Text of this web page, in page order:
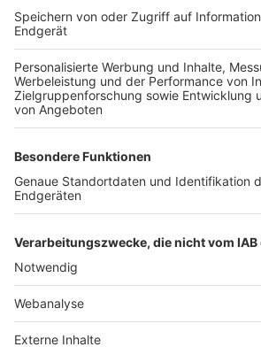
TOP-VEREINE
TOP-PARTNER
Nutzungsbedingungen Datenschutz